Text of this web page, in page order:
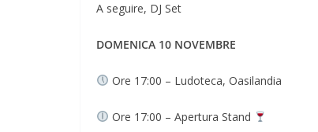
A seguire, DJ Set
DOMENICA 10 NOVEMBRE
Ore 17:00 – Ludoteca, Oasilandia
Ore 17:00 – Apertura Stand